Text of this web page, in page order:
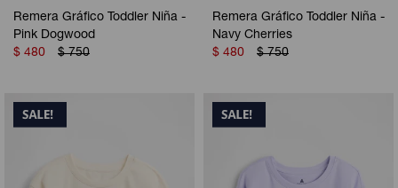
Remera Gráfico Toddler Niña -
Pink Dogwood
$ 480 $ 750
Remera Gráfico Toddler Niña -
Navy Cherries
$ 480 $ 750